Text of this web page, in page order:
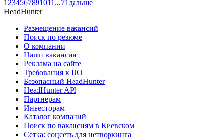
1 234567891011 ...71 дальше
HeadHunter
Размещение вакансий
Поиск по резюме
О компании
Наши вакансии
Реклама на сайте
Требования к ПО
Безопасный HeadHunter
HeadHunter API
Партнерам
Инвесторам
Каталог компаний
Поиск по вакансиям в Киевском
Сетка: соцсеть для нетворкинга